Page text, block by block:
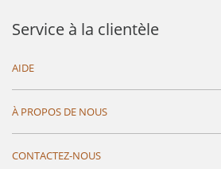
Service à la clientèle
AIDE
À PROPOS DE NOUS
CONTACTEZ-NOUS